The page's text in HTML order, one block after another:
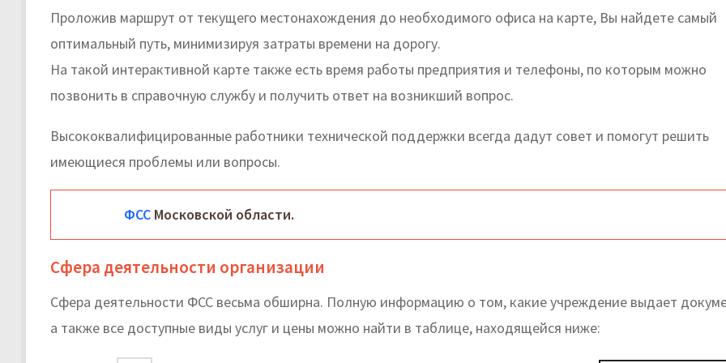
Проложив маршрут от текущего местонахождения до необходимого офиса на карте, Вы найдете самый
оптимальный путь, минимизируя затраты времени на дорогу.
На такой интерактивной карте также есть время работы предприятия и телефоны, по которым можно
позвонить в справочную службу и получить ответ на возникший вопрос.
Высококвалифицированные работники технической поддержки всегда дадут совет и помогут решить
имеющиеся проблемы или вопросы.
ФСС Московской области.
Сфера деятельности организации
Сфера деятельности ФСС весьма обширна. Полную информацию о том, какие учреждение выдает
а также все доступные виды услуг и цены можно найти в таблице, находящейся ниже: